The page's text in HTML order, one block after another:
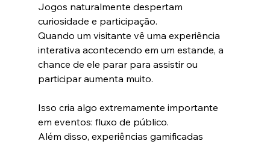
Jogos naturalmente despertam
curiosidade e participação.
Quando um visitante vê uma experiência
interativa acontecendo em um estande, a
chance de ele parar para assistir ou
participar aumenta muito.
Isso cria algo extremamente importante
em eventos: fluxo de público.
Além disso, experiências gamificadas